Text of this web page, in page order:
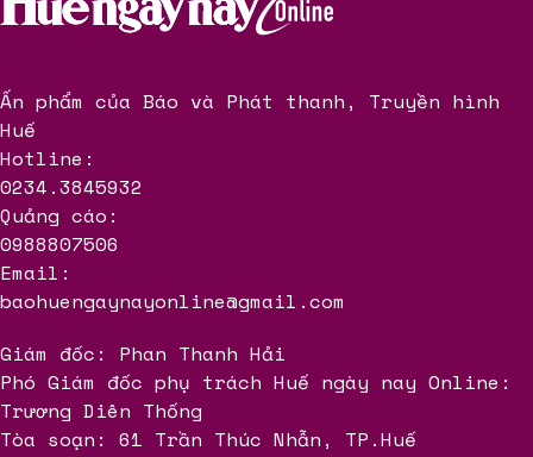
Ấn phẩm của Báo và Phát thanh, Truyền hình
Huế
Hotline:
0234.3845932
Quảng cáo:
0988807506
Email:
baohuengaynayonline@gmail.com
Giám đốc: Phan Thanh Hải
Phó Giám đốc phụ trách Huế ngày nay Online:
Trương Diên Thống
Tòa soạn: 61 Trần Thúc Nhẫn, TP.Huế